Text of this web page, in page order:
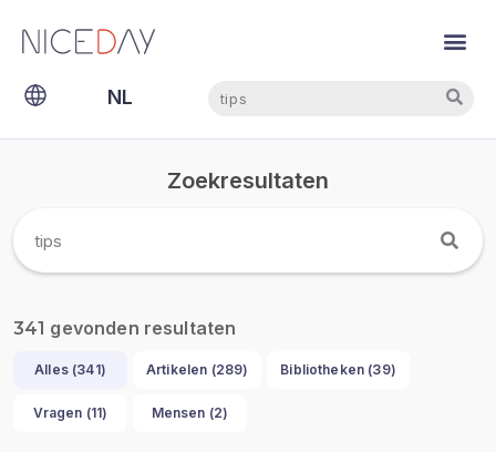
NL
EN
Zoekresultaten
341 gevonden resultaten
Alles (341) Artikelen (289) Bibliotheken (39)
Vragen (11) Mensen (2)